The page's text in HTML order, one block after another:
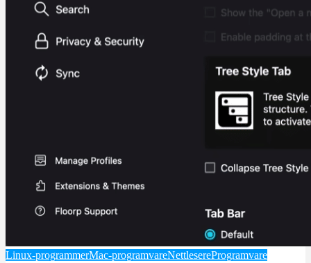
Linux-programmerMac-programvareNettlesereProgramvare